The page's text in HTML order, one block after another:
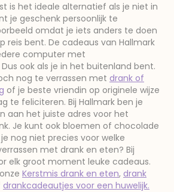
is het ideale alternatief als je niet in
je geschenk persoonlijk te
omdat je iets anders te doen
reis bent. De cadeaus van Hallmark
computer met
ook als je in het buitenland bent.
nog te verrassen met drank of
of je beste vriendin op originele wijze
te feliciteren. Bij Hallmark ben je
aan het juiste adres voor het
Je kunt ook bloemen of chocolade
nog niet precies voor welke
met drank en eten? Bij
elk groot moment leuke cadeaus.
Kerstmis drank en eten, drank
drankcadeautjes voor een huwelijk.